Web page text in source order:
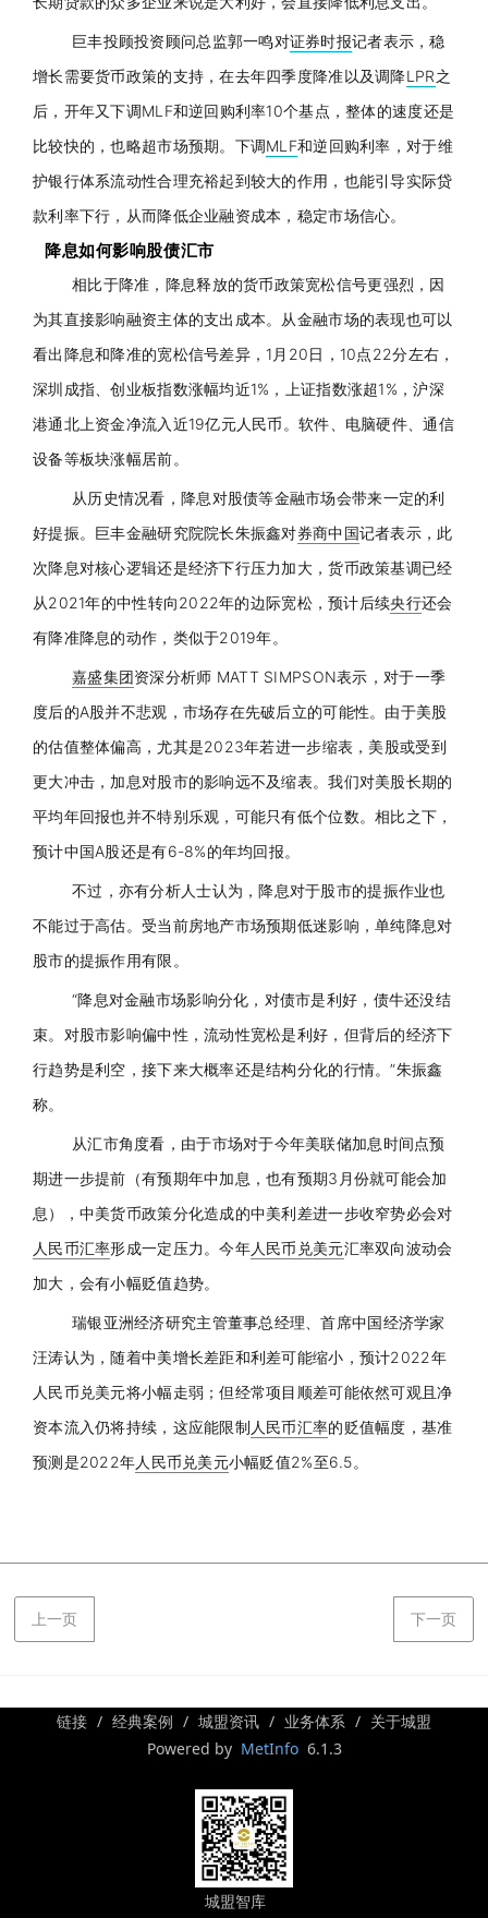
巨丰投顾投资顾问总监郭一鸣对证券时报记者表示，稳
增长需要货币政策的支持，在去年四季度降准以及调降LPR之
后，开年又下调MLF和逆回购利率10个基点，整体的速度还是
比较快的，也略超市场预期。下调MLF和逆回购利率，对于维
护银行体系流动性合理充裕起到较大的作用，也能引导实际贷
款利率下行，从而降低企业融资成本，稳定市场信心。
降息如何影响股债汇市
相比于降准，降息释放的货币政策宽松信号更强烈，因
为其直接影响融资主体的支出成本。从金融市场的表现也可以
看出降息和降准的宽松信号差异，1月20日，10点22分左右，
深圳成指、创业板指数涨幅均近1%， 上证指数涨超1%，沪深
港通北上资金净流入近19亿元人民币。软件、电脑硬件、通信
设备等板块涨幅居前。
从历史情况看，降息对股债等金融市场会带来一定的利
好提振。巨丰金融研究院院长朱振鑫对券商中国记者表示，此
次降息对核心逻辑还是经济下行压力加大，货币政策基调已经
从2021年的中性转向2022年的边际宽松，预计后续央行还会
有降准降息的动作，类似于2019年。
嘉盛集团资深分析师 MATT SIMPSON表示，对于一季
度后的A股并不悲观，市场存在先破后立的可能性。由于美股
的估值整体偏高，尤其是2023年若进一步缩表，美股或受到
更大冲击，加息对股市的影响远不及缩表。我们对美股长期的
平均年回报也并不特别乐观，可能只有低个位数。相比之下，
预计中国A股还是有6-8%的年均回报。
不过，亦有分析人士认为，降息对于股市的提振作业也
不能过于高估。受当前房地产市场预期低迷影响，单纯降息对
股市的提振作用有限。
“降息对金融市场影响分化，对债市是利好，债牛还没结
束。对股市影响偏中性，流动性宽松是利好，但背后的经济下
行趋势是利空，接下来大概率还是结构分化的行情。”朱振鑫
称。
从汇市角度看，由于市场对于今年美联储加息时间点预
期进一步提前（有预期年中加息，也有预期3月份就可能会加
息），中美货币政策分化造成的中美利差进一步收窄势必会对
人民币汇率形成一定压力。今年人民币兑美元汇率双向波动会
加大，会有小幅贬值趋势。
瑞银亚洲经济研究主管董事总经理、首席中国经济学家
汪涛认为，随着中美增长差距和利差可能缩小，预计2022年
人民币兑美元将小幅走弱；但经常项目顺差可能依然可观且净
资本流入仍将持续，这应能限制 人民币汇率的贬值幅度，基准
预测是2022年人民币兑美元小幅贬值2%至6.5。
上一页 下一页
链接 经典案例 城盟资讯 业务体系
关于城盟
Powered by MetInfo6.1.3
城盟智库